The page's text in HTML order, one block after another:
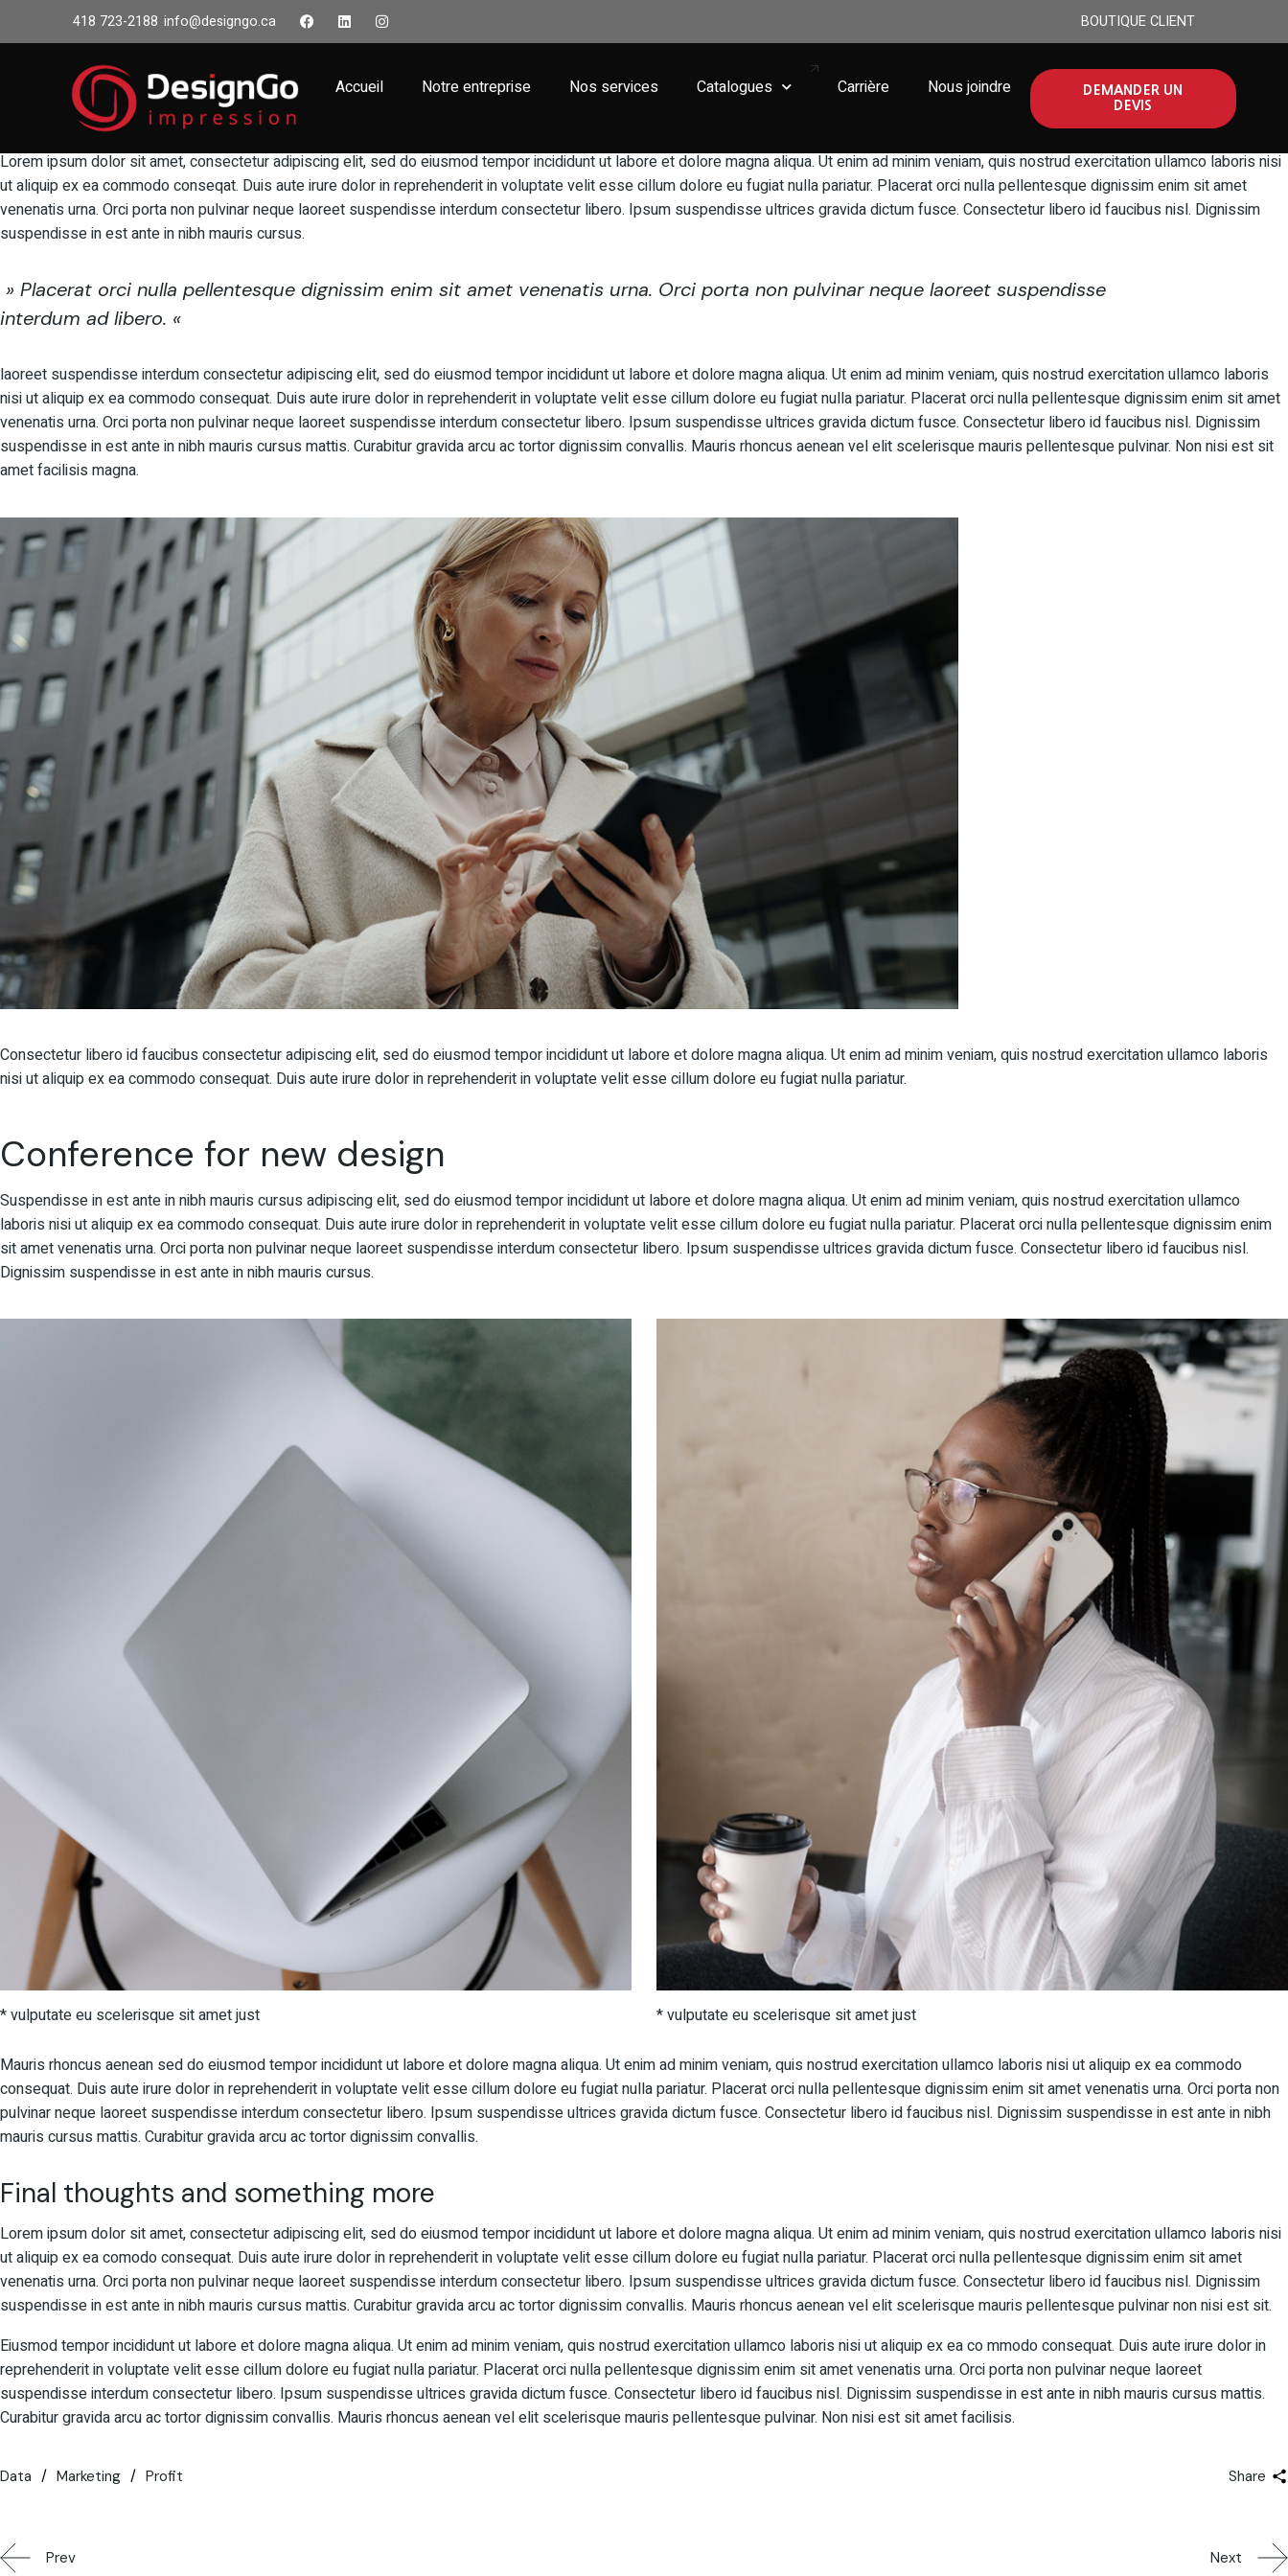
418 723-2188 info@designgo.ca BOUTIQUE CLIENT
Accueil Notre entreprise Nos services Catalogues Carrière Nous joindre
DEMANDER UN
DEVIS
Making innovative strategies for outstanding future results
Lorem ipsum dolor sit amet, consectetur adipiscing elit, sed do eiusmod tempor incididunt ut labore et dolore magna aliqua. Ut enim ad minim veniam, quis nostrud exercitation ullamco laboris nisi
ut aliquip ex ea commodo conseqat. Duis aute irure dolor in reprehenderit in voluptate velit esse cillum dolore eu fugiat nulla pariatur. Placerat orci nulla pellentesque dignissim enim sit amet
venenatis urna. Orci porta non pulvinar neque laoreet suspendisse interdum consectetur libero. Ipsum suspendisse ultrices gravida dictum fusce. Consectetur libero id faucibus nisl. Dignissim
suspendisse in est ante in nibh mauris cursus.
» Placerat orci nulla pellentesque dignissim enim sit amet venenatis urna. Orci porta non pulvinar neque laoreet suspendisse
interdum ad libero. «
laoreet suspendisse interdum consectetur adipiscing elit, sed do eiusmod tempor incididunt ut labore et dolore magna aliqua. Ut enim ad minim veniam, quis nostrud exercitation ullamco laboris
nisi ut aliquip ex ea commodo consequat. Duis aute irure dolor in reprehenderit in voluptate velit esse cillum dolore eu fugiat nulla pariatur. Placerat orci nulla pellentesque dignissim enim sit amet
venenatis urna. Orci porta non pulvinar neque laoreet suspendisse interdum consectetur libero. Ipsum suspendisse ultrices gravida dictum fusce. Consectetur libero id faucibus nisl. Dignissim
suspendisse in est ante in nibh mauris cursus mattis. Curabitur gravida arcu ac tortor dignissim convallis. Mauris rhoncus aenean vel elit scelerisque mauris pellentesque pulvinar. Non nisi est sit
amet facilisis magna.
Consectetur libero id faucibus consectetur adipiscing elit, sed do eiusmod tempor incididunt ut labore et dolore magna aliqua. Ut enim ad minim veniam, quis nostrud exercitation ullamco laboris
nisi ut aliquip ex ea commodo consequat. Duis aute irure dolor in reprehenderit in voluptate velit esse cillum dolore eu fugiat nulla pariatur.
Conference for new design
Suspendisse in est ante in nibh mauris cursus adipiscing elit, sed do eiusmod tempor incididunt ut labore et dolore magna aliqua. Ut enim ad minim veniam, quis nostrud exercitation ullamco
laboris nisi ut aliquip ex ea commodo consequat. Duis aute irure dolor in reprehenderit in voluptate velit esse cillum dolore eu fugiat nulla pariatur. Placerat orci nulla pellentesque dignissim enim
sit amet venenatis urna. Orci porta non pulvinar neque laoreet suspendisse interdum consectetur libero. Ipsum suspendisse ultrices gravida dictum fusce. Consectetur libero id faucibus nisl.
Dignissim suspendisse in est ante in nibh mauris cursus.
* vulputate eu scelerisque sit amet just * vulputate eu scelerisque sit amet just
Mauris rhoncus aenean sed do eiusmod tempor incididunt ut labore et dolore magna aliqua. Ut enim ad minim veniam, quis nostrud exercitation ullamco laboris nisi ut aliquip ex ea commodo
consequat. Duis aute irure dolor in reprehenderit in voluptate velit esse cillum dolore eu fugiat nulla pariatur. Placerat orci nulla pellentesque dignissim enim sit amet venenatis urna. Orci porta non
pulvinar neque laoreet suspendisse interdum consectetur libero. Ipsum suspendisse ultrices gravida dictum fusce. Consectetur libero id faucibus nisl. Dignissim suspendisse in est ante in nibh
mauris cursus mattis. Curabitur gravida arcu ac tortor dignissim convallis.
Final thoughts and something more
Lorem ipsum dolor sit amet, consectetur adipiscing elit, sed do eiusmod tempor incididunt ut labore et dolore magna aliqua. Ut enim ad minim veniam, quis nostrud exercitation ullamco laboris nisi
ut aliquip ex ea comodo consequat. Duis aute irure dolor in reprehenderit in voluptate velit esse cillum dolore eu fugiat nulla pariatur. Placerat orci nulla pellentesque dignissim enim sit amet
venenatis urna. Orci porta non pulvinar neque laoreet suspendisse interdum consectetur libero. Ipsum suspendisse ultrices gravida dictum fusce. Consectetur libero id faucibus nisl. Dignissim
suspendisse in est ante in nibh mauris cursus mattis. Curabitur gravida arcu ac tortor dignissim convallis. Mauris rhoncus aenean vel elit scelerisque mauris pellentesque pulvinar non nisi est sit.
Eiusmod tempor incididunt ut labore et dolore magna aliqua. Ut enim ad minim veniam, quis nostrud exercitation ullamco laboris nisi ut aliquip ex ea co mmodo consequat. Duis aute irure dolor in
reprehenderit in voluptate velit esse cillum dolore eu fugiat nulla pariatur. Placerat orci nulla pellentesque dignissim enim sit amet venenatis urna. Orci porta non pulvinar neque laoreet
suspendisse interdum consectetur libero. Ipsum suspendisse ultrices gravida dictum fusce. Consectetur libero id faucibus nisl. Dignissim suspendisse in est ante in nibh mauris cursus mattis.
Curabitur gravida arcu ac tortor dignissim convallis. Mauris rhoncus aenean vel elit scelerisque mauris pellentesque pulvinar. Non nisi est sit amet facilisis.
Data Marketing Profit Share
Prev Next